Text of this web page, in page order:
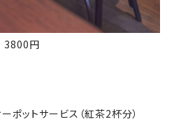
3800円
ポットサービス（紅茶2杯分）